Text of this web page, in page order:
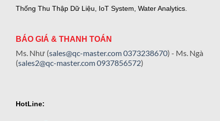
Thống Thu Thập Dữ Liệu, IoT System, Water Analytics.
BÁO GIÁ & THANH TOÁN
Ms. Như (sales@qc-master.com0373238670) - Ms. Ngà
(sales2@qc-master.com0937856572)
HotLine: